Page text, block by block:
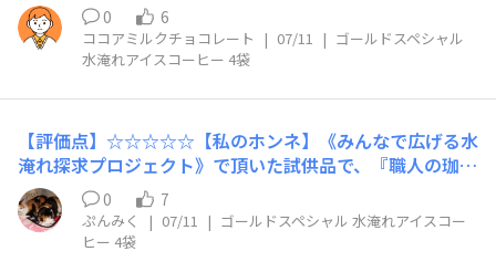
0 6
ココアミルクチョコレート | 07/11 | ゴールドスペシャル
水淹れアイスコーヒー 4袋
【評価点】☆☆☆☆☆【私のホンネ】《みんなで広げる水
淹れ探求プロジェクト》で頂いた試供品で、『職人の珈
琲』に続いてのお試しです。前の晩に用意しておけば、朝
から美味しいアイスコーヒーが飲めるのが嬉しいですね！
規定量で淹れた珈琲を、気分に合わせて冷水で薄めたり
0 7
ぷんみく | 07/11 | ゴールドスペシャル 水淹れアイスコー
ヒー 4袋